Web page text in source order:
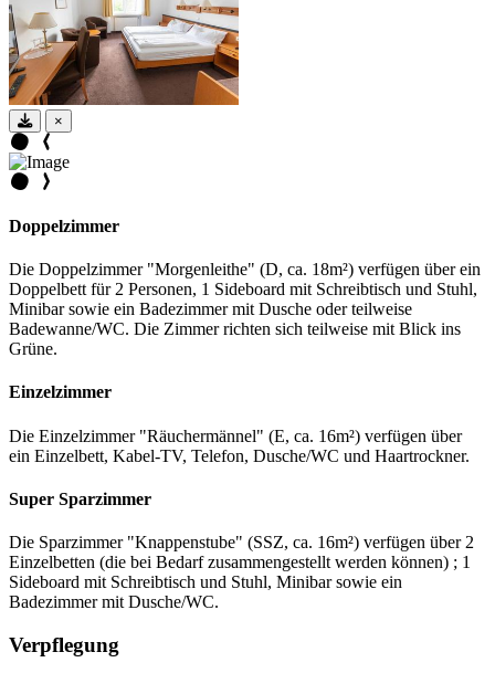
×
Doppelzimmer
Die Doppelzimmer "Morgenleithe" (D, ca. 18m²) verfügen über ein
Doppelbett für 2 Personen, 1 Sideboard mit Schreibtisch und Stuhl,
Minibar sowie ein Badezimmer mit Dusche oder teilweise
Badewanne/WC. Die Zimmer richten sich teilweise mit Blick ins
Grüne.
Einzelzimmer
Die Einzelzimmer "Räuchermännel" (E, ca. 16m²) verfügen über
ein Einzelbett, Kabel-TV, Telefon, Dusche/WC und Haartrockner.
Super Sparzimmer
Die Sparzimmer "Knappenstube" (SSZ, ca. 16m²) verfügen über 2
Einzelbetten (die bei Bedarf zusammengestellt werden können) ; 1
Sideboard mit Schreibtisch und Stuhl, Minibar sowie ein
Badezimmer mit Dusche/WC.
Verpflegung